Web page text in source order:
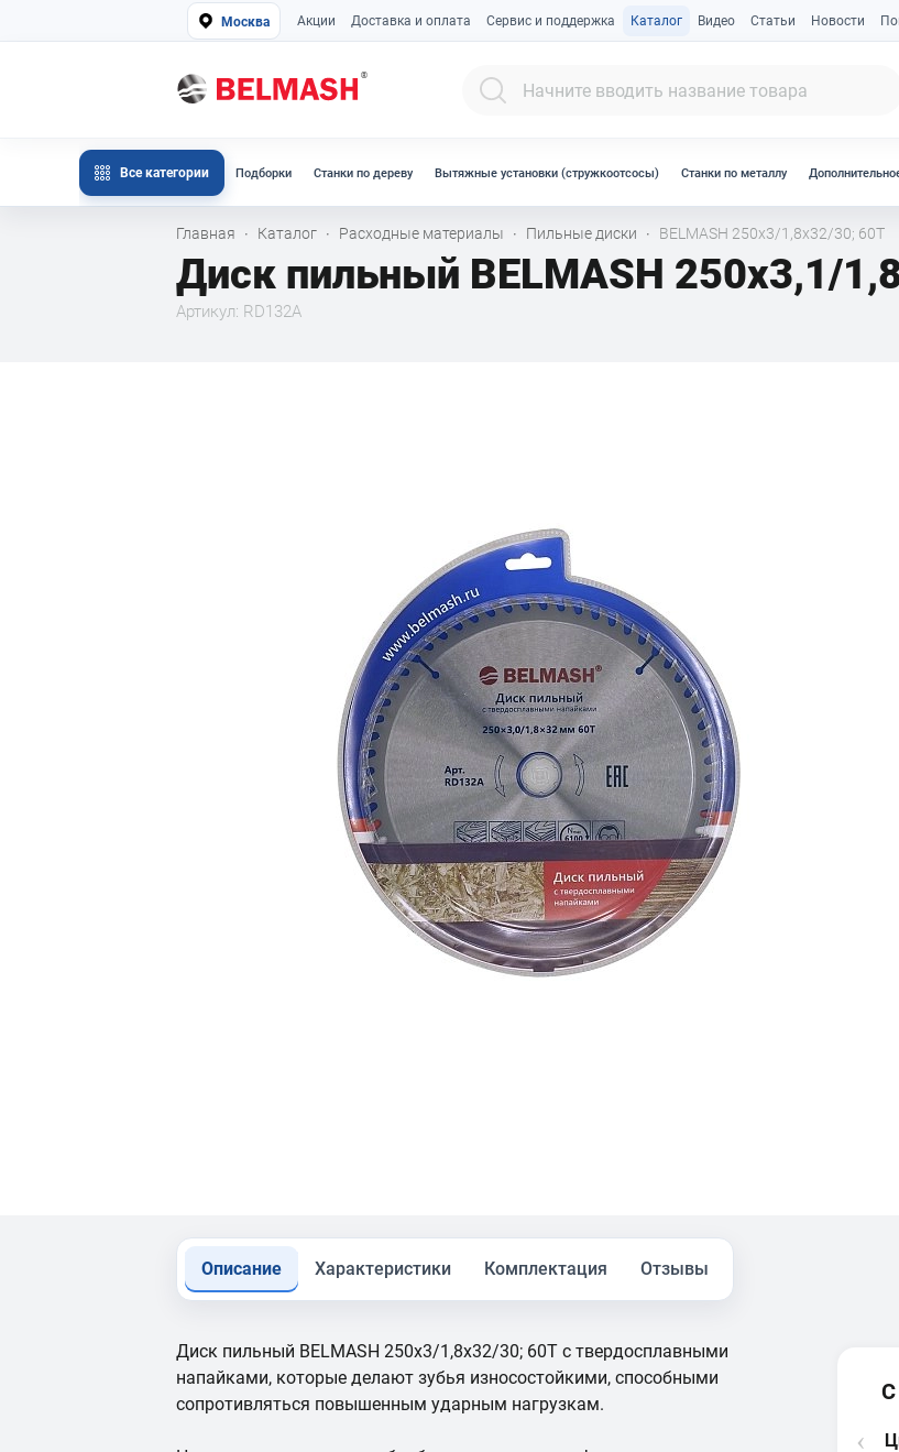
Москва Акции Доставка и оплата Сервис и поддержка Каталог Видео Статьи Новости
Все категории Подборки Станки по дереву Вытяжные установки (стружкоотсосы) Станки по металлу
Главная · Каталог · Расходные материалы · Пильные диски · BELMASH 250x3/1,8x32/30; 60T
Диск пильный BELMASH 250x3,1/
Артикул: RD132A
Описание Характеристики Комплектация Отзывы
Диск пильный BELMASH 250x3/1,8x32/30; 60T с твердосплавными
напайками, которые делают зубья износостойкими, способными
сопротивляться повышенным ударным нагрузкам.
С